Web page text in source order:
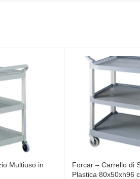
Multiuso in
Forcar – Carrello di
Plastica 80x50xh96